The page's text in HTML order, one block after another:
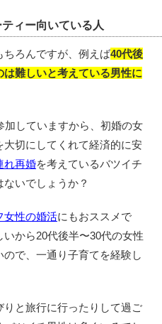
ィー向いている人
ろんですが、例えば40代後
難しいと考えている男性に
加していますから、初婚の女
切にしてくれて経済的に安
れ再婚を考えているバツイチ
いでしょうか？
女性の婚活にもおススメで
から20代後半〜30代の女性
で、一通り子育てを経験し
りと旅行に行ったりして過ご